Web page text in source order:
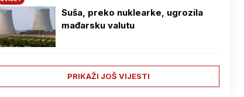
Suša, preko nuklearke, ugrozila
mađarsku valutu
PRIKAŽI JOŠ VIJESTI